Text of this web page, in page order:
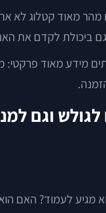
מאוד קטלוג לא
ביכולת לקדם את
מידע מאוד פרקטי:
וגם
לעמוד? האם